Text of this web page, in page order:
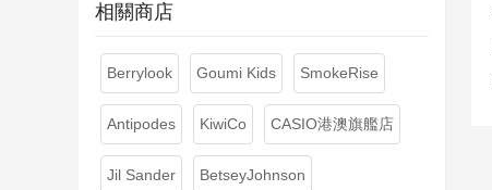
相關商店
Berrylook Goumi Kids SmokeRise
Antipodes KiwiCo CASIO港澳旗艦店
Jil Sander BetseyJohnson